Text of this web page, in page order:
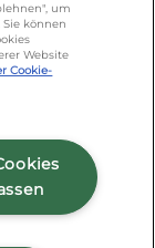
um
können
Website
Cookie-